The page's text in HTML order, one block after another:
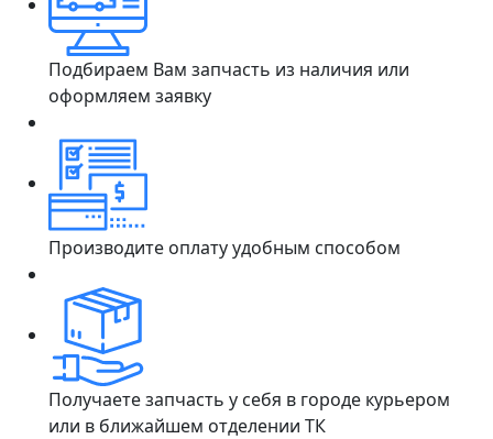
Подбираем Вам запчасть из наличия или
оформляем заявку
Производите оплату удобным способом
Получаете запчасть у себя в городе курьером
или в ближайшем отделении ТК